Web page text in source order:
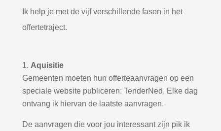
Ik help je met de vijf verschillende fasen in het
offertetraject.
Aquisitie
Gemeenten moeten hun offerteaanvragen op een
speciale website publiceren: TenderNed. Elke dag
ontvang ik hiervan de laatste aanvragen.
De aanvragen die voor jou interessant zijn pik ik